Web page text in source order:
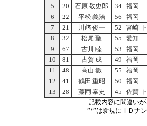
5
20 石原 敬史郎 34
福岡
6
22 平松 義治 56
福岡
7
21 川﨑 俊一 52 宮崎
8
32 松尾 聖 55
愛知
9
67 古川 睦 53
福岡
10
81 古賀 成 49
福岡
11
48 高山 徹 55
福岡
12
41 鶴田 重昭 50
福岡
13
28 藤岡 泰史 45 佐賀
記載内容に間違い
”*”は新規にＩＤナ